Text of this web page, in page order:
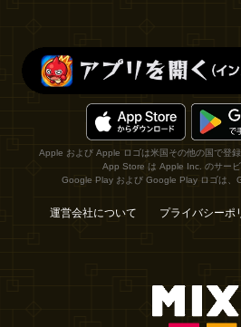
Apple および Apple ロゴは米国その他の国で登
App Store は Apple Inc. のサービ
Google Play および Google Play ロゴは、
運営会社について プライバシーポ